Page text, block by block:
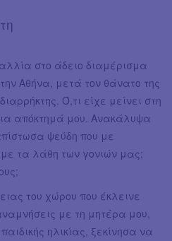
στο άδειο διαμέρισμα
Αθήνα, μετά τον θάνατο της
Ό,τι είχε μείνει στη
απόκτημά μου. Ανακάλυψα
ψεύδη που με
τα λάθη των γονιών μας;
του χώρου που έκλεινε
με τη μητέρα μου,
ηλικίας, ξεκίνησα να